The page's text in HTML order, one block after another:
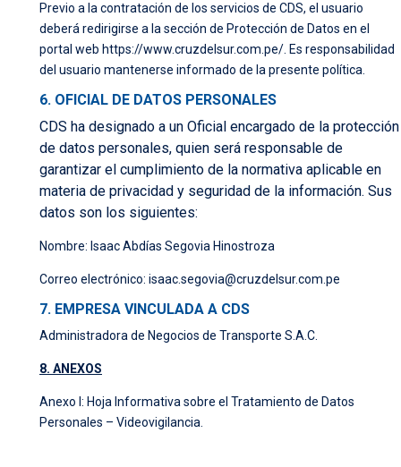
Previo a la contratación de los servicios de CDS, el usuario
deberá redirigirse a la sección de Protección de Datos en el
portal web https://www.cruzdelsur.com.pe/ . Es responsabilidad
del usuario mantenerse informado de la presente política.
6. OFICIAL DE DATOS PERSONALES
CDS ha designado a un Oficial encargado de la protección
de datos personales, quien será responsable de
garantizar el cumplimiento de la normativa aplicable en
materia de privacidad y seguridad de la información. Sus
datos son los siguientes:
Nombre: Isaac Abdías Segovia Hinostroza
Correo electrónico: isaac.segovia@cruzdelsur.com.pe
7. EMPRESA VINCULADA A CDS
Administradora de Negocios de Transporte S.A.C.
8. ANEXOS
Anexo I: Hoja Informativa sobre el Tratamiento de Datos
Personales – Videovigilancia.